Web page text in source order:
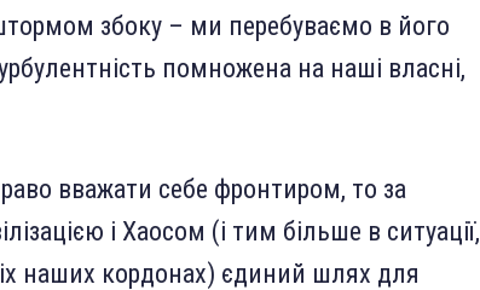
збоку – ми перебуваємо в його
помножена на наші власні,
вважати себе фронтиром, то за
і Хаосом (і тим більше в ситуації,
наших кордонах) єдиний шлях для